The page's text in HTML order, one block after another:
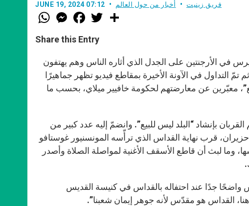
JUNE 19, 2024 07:12 فريق زينيت أخبار من حول العالم
W
h
t
s
p
p
M
e
s
e
g
e
r
F
a
e
b
o
k
w
r
Share this Entry
في الأرجنتين على الجدل الذي أثاره الناس وهم يهتفون
التداول في الآونة الأخيرة بمقاطع فيديو تظهر جماهيرًا
معبّرين عن معارضتهم لحكومة خافيير ميلاي، بحسب ما
شرع كاهن أثناء تقديم القربان بإنشاد “البلد ليس للبيع”. وانضمّ إليه عدد كبير من
أبناء الرعية يصفّقون على إيقاع الأغنية. وبعد أيام قليلة، في 14 حزيران، قرب نهاية القداس الذي ترأّسه المونسنيور غوستافو
وما لبث أن قاطع الأسقف الأغنية لمواصلة الصلاة وأصدر
بيونس آيرس واضحًا جدًا عند احتفاله بالقداس في كنيسة القديس
القداس هو مقدّس لأنه جوهر إيمان شعبنا”.